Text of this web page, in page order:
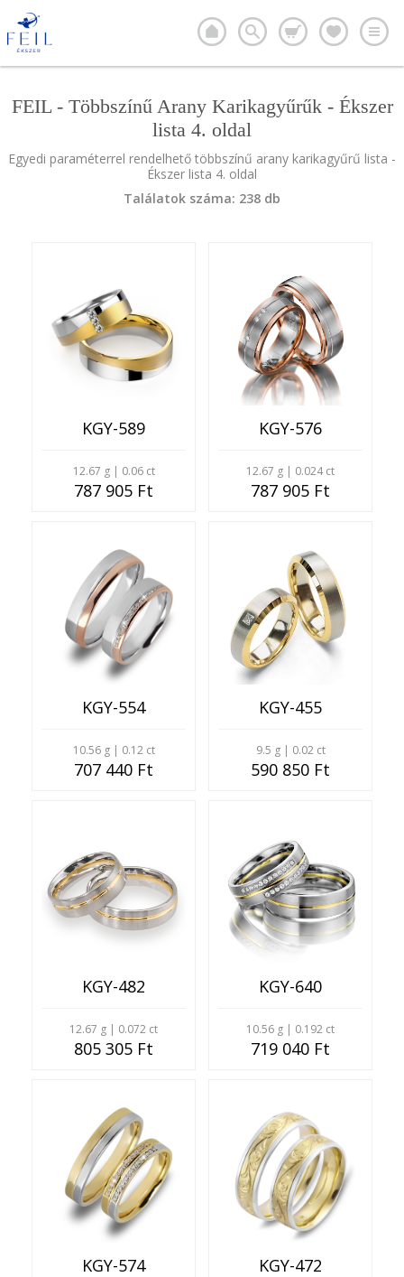
FEIL - Többszínű Arany Karikagyűrűk - Ékszer
lista 4. oldal
Egyedi paraméterrel rendelhető többszínű arany karikagyűrű lista -
Ékszer lista 4. oldal
Találatok száma: 238 db
KGY-589
12.67 g | 0.06 ct
787 905 Ft
KGY-576
12.67 g | 0.024 ct
787 905 Ft
KGY-554
10.56 g | 0.12 ct
707 440 Ft
KGY-455
9.5 g | 0.02 ct
590 850 Ft
KGY-482
12.67 g | 0.072 ct
805 305 Ft
KGY-640
10.56 g | 0.192 ct
719 040 Ft
KGY-574 KGY-472